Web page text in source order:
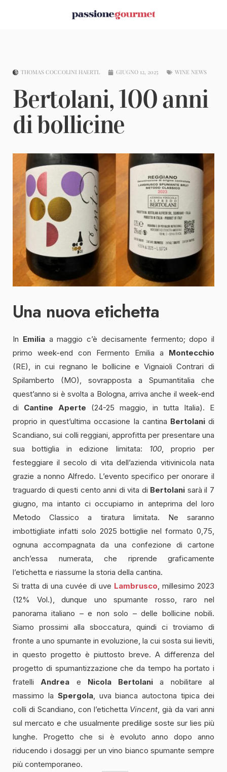
THOMAS COCCOLINI HAERTL GIUGNO 12, 2025 WINE NEWS
Bertolani, 100 anni
di bollicine
Una nuova etichetta
In Emiliaa maggio c’è decisamente fermento; dopo il
primo week-end con Fermento Emilia a Montecchio
(RE), in cui regnano le bollicine e Vignaioli Contrari di
Spilamberto (MO), sovrapposta a Spumantitalia che
quest’anno si è svolta a Bologna, arriva anche il week-end
di Cantine Aperte (24-25 maggio, in tutta Italia). E
proprio in quest’ultima occasione la cantina Bertolanidi
Scandiano, sui colli reggiani, approfitta per presentare una
sua bottiglia in edizione limitata: 100, proprio per
festeggiare il secolo di vita dell’azienda vitivinicola nata
grazie a nonno Alfredo. L’evento specifico per onorare il
traguardo di questi cento anni di vita di Bertolani sarà il 7
giugno, ma intanto ci occupiamo in anteprima del loro
Metodo Classico a tiratura limitata. Ne saranno
imbottigliate infatti solo 2025 bottiglie nel formato 0,75,
ognuna accompagnata da una confezione di cartone
anch’essa numerata, che riprende graficamente
l’etichetta e riassume la storia della cantina.
Si tratta di una cuvée di uve Lambrusco , millesimo 2023
(12% Vol.), dunque uno spumante rosso, raro nel
panorama italiano – e non solo – delle bollicine nobili.
Siamo prossimi alla sboccatura, quindi ci troviamo di
fronte a uno spumante in evoluzione, la cui sosta sui lieviti,
in questo progetto è piuttosto breve. A differenza del
progetto di spumantizzazione che da tempo ha portato i
fratelli Andrea e Nicola Bertolani a nobilitare al
massimo la Spergola, uva bianca autoctona tipica dei
colli di Scandiano, con l’etichetta Vincent , già da vari anni
sul mercato e che usualmente predilige soste sur lies più
lunghe. Progetto che si è evoluto anno dopo anno
riducendo i dosaggi per un vino bianco spumante sempre
più contemporaneo.